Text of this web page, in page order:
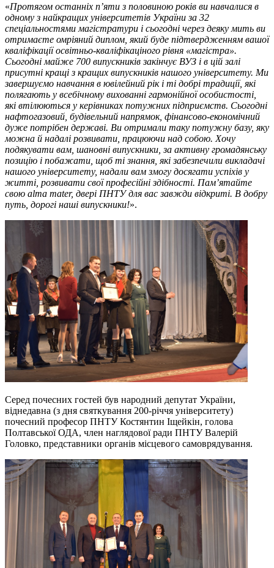
«Протягом останніх п’яти з половиною років ви навчалися в
одному з найкращих університетів України за 32
спеціальностями магістратури і сьогодні через деяку мить ви
отримаєте омріяний диплом, який буде підтвердженням вашої
кваліфікації освітньо-кваліфікаціного рівня «магістра».
Сьогодні майже 700 випускників закінчує ВУЗ і в цій залі
присутні кращі з кращих випускників нашого університету. Ми
завершуємо навчання в ювілейний рік і ті добрі традиції, які
полягають у всебічному вихованні гармонійної особистості,
які втілюються у керівниках потужних підприємств. Сьогодні
нафтогазовий, будівельний напрямок, фінансово-економічний
дуже потрібен державі. Ви отримали таку потужну базу, яку
можна й надалі розвивати, працюючи над собою. Хочу
подякувати вам, шановні випускники, за активну громадянську
позицію і побажати, щоб ті знання, які забезпечили викладачі
нашого університету, надали вам змогу досягати успіхів у
житті, розвивати свої професійні здібності. Пам’ятайте
свою alma mater, двері ПНТУ для вас завжди відкриті. В добру
путь, дорогі наші випускники!».
Серед почесних гостей був народний депутат України,
віднедавна (з дня святкування 200-річчя університету)
почесний професор ПНТУ Костянтин Іщейкін, голова
Полтавської ОДА, член наглядової ради ПНТУ Валерій
Головко, представники органів місцевого самоврядування.